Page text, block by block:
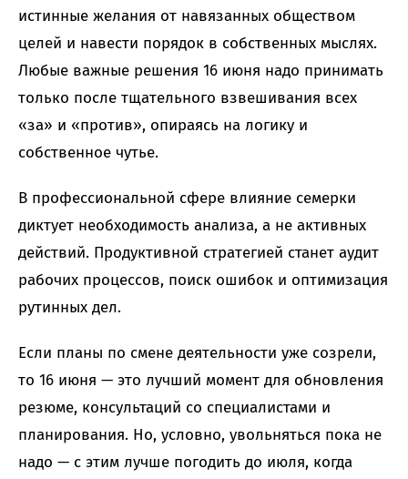
истинные желания от навязанных обществом
целей и навести порядок в собственных мыслях.
Любые важные решения 16 июня надо принимать
только после тщательного взвешивания всех
«за» и «против», опираясь на логику и
собственное чутье.
В профессиональной сфере влияние семерки
диктует необходимость анализа, а не активных
действий. Продуктивной стратегией станет аудит
рабочих процессов, поиск ошибок и оптимизация
рутинных дел.
Если планы по смене деятельности уже созрели,
то 16 июня — это лучший момент для обновления
резюме, консультаций со специалистами и
планирования. Но, условно, увольняться пока не
надо — с этим лучше погодить до июля, когда